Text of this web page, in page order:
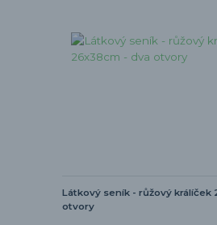
Látkový seník - růžový králíček
otvory